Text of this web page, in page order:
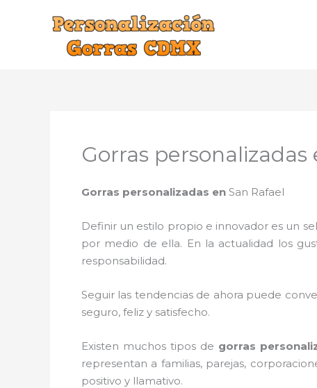
Gorras personalizadas
Gorras personalizadas en San Rafael
Definir un estilo propio e innovador es un
por medio de ella. En la actualidad los
responsabilidad.
Seguir las tendencias de ahora puede
seguro, feliz y satisfecho.
Existen muchos tipos de gorras
representan a familias, parejas,
positivo y llamativo.